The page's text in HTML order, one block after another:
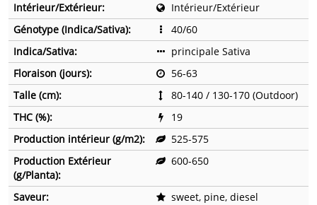
Intérieur/Extérieur:
Intérieur/Extérieur
Génotype (Indica/Sativa):
40/60
Indica/Sativa:
principale Sativa
Floraison (jours):
56-63
Talle (cm):
80-140 / 130-170 (Outdoor)
THC (%):
19
Production intérieur (g/m2):
525-575
Production Extérieur
(g/Planta):
600-650
Saveur:
sweet, pine, diesel